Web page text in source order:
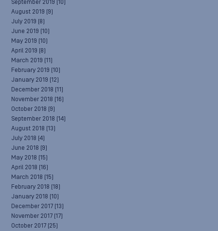
September 2019 (10)
August 2019 (9)
July 2019 (8)
June 2019 (10)
May 2019 (10)
April 2019 (8)
March 2019 (11)
February 2019 (10)
January 2019 (12)
December 2018 (11)
November 2018 (16)
October 2018 (9)
September 2018 (14)
August 2018 (13)
July 2018 (4)
June 2018 (9)
May 2018 (15)
April 2018 (16)
March 2018 (15)
February 2018 (18)
January 2018 (10)
December 2017 (13)
November 2017 (17)
October 2017 (25)